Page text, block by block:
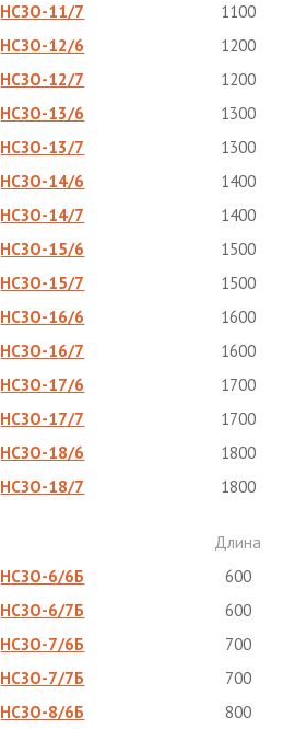
НСЗО-11/7
1100
НСЗО-12/6
1200
НСЗО-12/7
1200
НСЗО-13/6
1300
НСЗО-13/7
1300
НСЗО-14/6
1400
НСЗО-14/7
1400
НСЗО-15/6
1500
НСЗО-15/7
1500
НСЗО-16/6
1600
НСЗО-16/7
1600
НСЗО-17/6
1700
НСЗО-17/7
1700
НСЗО-18/6
1800
НСЗО-18/7
1800
Длина
НСЗО-6/6Б
600
НСЗО-6/7Б
600
НСЗО-7/6Б
700
НСЗО-7/7Б
700
НСЗО-8/6Б
800